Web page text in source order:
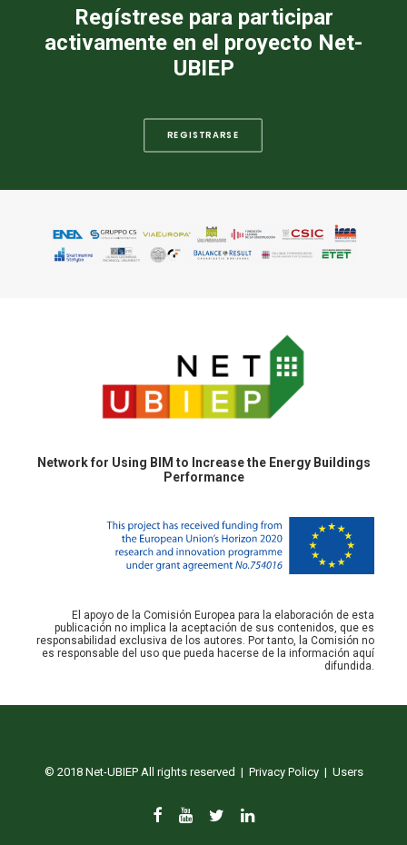
Regístrese para participar
activamente en el proyecto Net-
UBIEP
REGISTRARSE
Network for Using BIM to Increase the Energy Buildings
Performance
El apoyo de la Comisión Europea para la elaboración de esta
publicación no implica la aceptación de sus contenidos, que es
responsabilidad exclusiva de los autores. Por tanto, la Comisión no
es responsable del uso que pueda hacerse de la información aquí
difundida.
© 2018 Net-UBIEP All rights reserved | Privacy Policy| Users